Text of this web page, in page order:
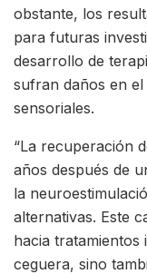
obstante, los
para futuras
desarrollo de
sufran daños en
sensoriales.
“La recuperación
años después de
la
alternativas. Este
hacia
ceguera, sino